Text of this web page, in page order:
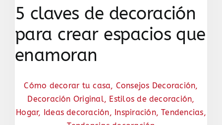
5 claves de decoración
para crear espacios que
enamoran
Cómo decorar tu casa, Consejos Decoración,
Decoración Original, Estilos de decoración,
Hogar, Ideas decoración, Inspiración,Tendencias,